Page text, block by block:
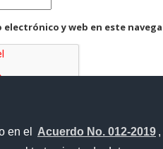
en el Acuerdo No. 012-2019
electrónico y web en este
Digital